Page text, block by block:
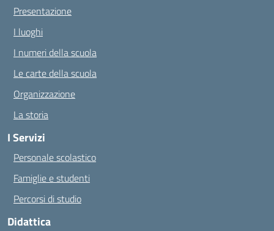
Presentazione
I luoghi
I numeri della scuola
Le carte della scuola
Organizzazione
La storia
I Servizi
Personale scolastico
Famiglie e studenti
Percorsi di studio
Didattica